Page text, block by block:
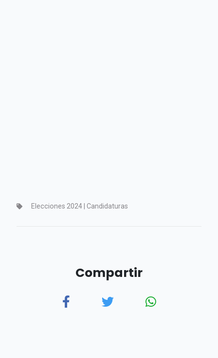
Elecciones 2024 | Candidaturas
Compartir